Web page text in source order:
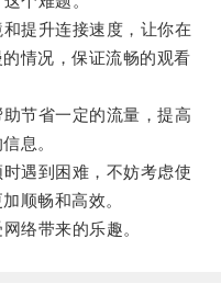
提升连接速度，让你在
情况，保证流畅的观看
节省一定的流量，提高
息。
遇到困难，不妨考虑使
顺畅和高效。
络带来的乐趣。